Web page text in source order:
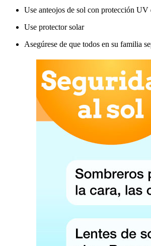
Use anteojos de sol con protección
Use protector solar
Asegúrese de que todos en su familia